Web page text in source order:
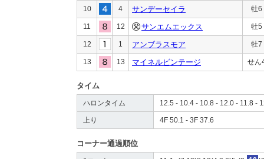
10 4 サンデーセイラ 牡6
11 12 サンエムエックス 牡5
12 1 アンブラスモア 牡7
13 13 マイネルビンテージ せん
タイム
ハロンタイム 12.5 - 10.4 - 10.8 - 12.0 - 11.8 -
上り 4F 50.1 - 3F 37.6
コーナー通過順位